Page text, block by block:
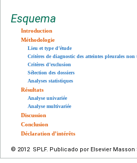
Esquema
Introduction
Méthodologie
Lieu et type d’étude
Critères de diagnostic des atteintes pleurales
Critères d’exclusion
Sélection des dossiers
Analyses statistiques
Résultats
Analyse univariée
Analyse multivariée
Discussion
Conclusion
Déclaration d’intérêts
© 2012 SPLF. Publicado por Elsevier